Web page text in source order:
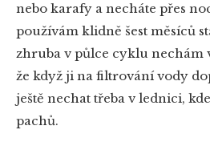
nebo karafy a necháte přes
používám klidně šest měsíců
zhruba v půlce cyklu nechám
že když ji na filtrování vody
ještě nechat třeba v lednici,
pachů.